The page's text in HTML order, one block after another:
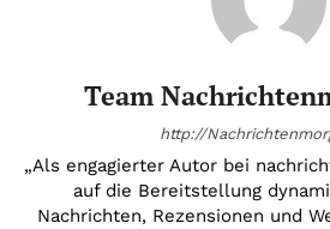
Team
http://
„Als engagierter Autor bei
auf die Bereitstellung
Nachrichten, Rezensionen und